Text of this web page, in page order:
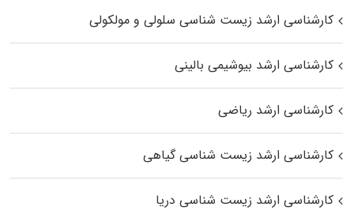
کارشناسی ارشد زیست شناسی سلولی و مولکولی
کارشناسی ارشد بیوشیمی بالینی
کارشناسی ارشد ریاضی
کارشناسی ارشد زیست‌ شناسی گیاهی
کارشناسی ارشد زیست‌ شناسی دریا